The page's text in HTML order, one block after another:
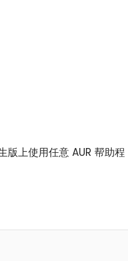
上使用任意 AUR 帮助程